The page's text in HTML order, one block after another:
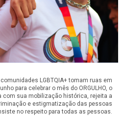
LGBTQIA+ tomam ruas em
para celebrar o mês do ORGULHO, o
com sua mobilização histórica, rejeita a
e estigmatização das pessoas
no respeito para todas as pessoas.